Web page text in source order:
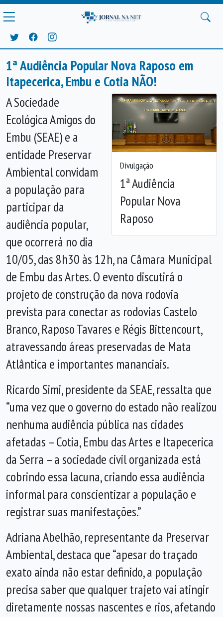
1ª Audiência Popular Nova Raposo em
Itapecerica, Embu e Cotia NÃO!
Divulgação
1ª Audiência
Popular Nova
Raposo
Anterior
A Sociedade
Ecológica Amigos do
Embu (SEAE) e a
entidade Preservar
Ambiental convidam
a população para
participar da
audiência popular,
que ocorrerá no dia
10/05, das 8h30 às 12h, na Câmara Municipal
de Embu das Artes. O evento discutirá o
projeto de construção da nova rodovia
prevista para conectar as rodovias Castelo
Branco, Raposo Tavares e Régis Bittencourt,
atravessando áreas preservadas de Mata
Atlântica e importantes mananciais.
Ricardo Simi, presidente da SEAE, ressalta que
“uma vez que o governo do estado não realizou
nenhuma audiência pública nas cidades
afetadas – Cotia, Embu das Artes e Itapecerica
da Serra – a sociedade civil organizada está
cobrindo essa lacuna, criando essa audiência
informal para conscientizar a população e
registrar suas manifestações.”
Adriana Abelhão, representante da Preservar
Ambiental, destaca que “apesar do traçado
exato ainda não estar definido, a população
precisa saber que qualquer trajeto vai atingir
diretamente nossas nascentes e rios, afetando